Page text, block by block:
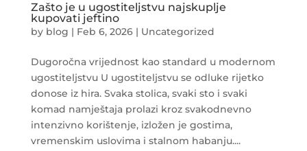
Zašto je u ugostiteljstvu najskuplje
kupovati jeftino
by blog | Feb 6, 2026| Uncategorized
Dugoročna vrijednost kao standard u modernom
ugostiteljstvu U ugostiteljstvu se odluke rijetko
donose iz hira. Svaka stolica, svaki sto i svaki
komad namještaja prolazi kroz svakodnevno
intenzivno korištenje, izložen je gostima,
vremenskim uslovima i stalnom habanju....